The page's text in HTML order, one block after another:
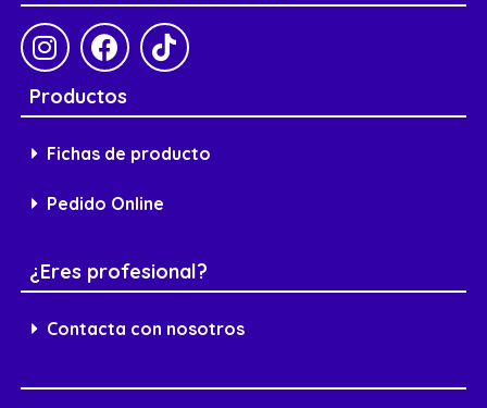
Productos
Fichas de producto
Pedido Online
¿Eres profesional?
Contacta con nosotros